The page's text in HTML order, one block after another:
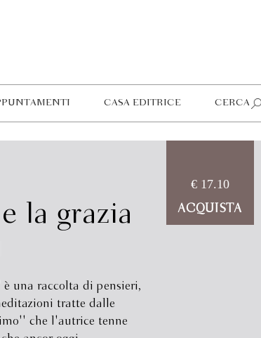
CASA EDITRICE CERCA
la grazia
una raccolta di pensieri,
tratte dalle
che l'autrice tenne
€ 17.10
ACQUISTA